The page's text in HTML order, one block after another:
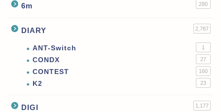
6m 280
DIARY 2,787
ANT-Switch 1
CONDX 27
CONTEST 160
K2 23
DIGI 1,177